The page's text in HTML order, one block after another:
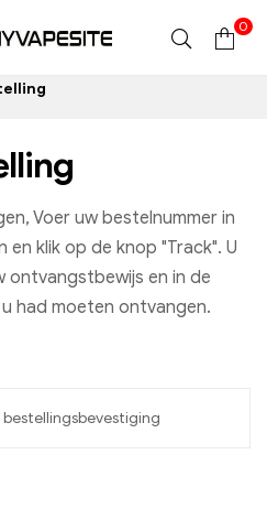
0
Voer uw bestelnummer in
klik op de knop "Track". U
ontvangstbewijs en in de
had moeten ontvangen.